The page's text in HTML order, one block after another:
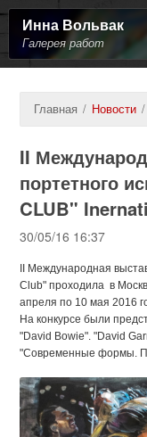
Инна Вольвак
Галерея работ
Главная / Новости /
II
портетного
CLUB"
30/05/16 16:37
II Международная
Club" проходила в
апреля по 10 мая 2016
На конкурсе были
"David Bowie". "David
"Современные формы.